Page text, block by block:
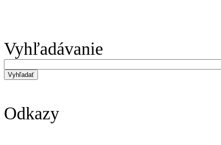
Vyhľadávanie
Odkazy